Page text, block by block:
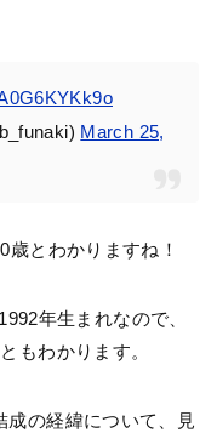
March 25,
とわかりますね！
年生まれなので、
ともわかります。
成の経緯について、見